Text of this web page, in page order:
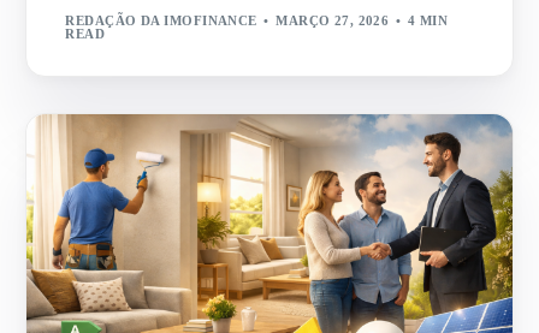
REDAÇÃO DA IMOFINANCE MARÇO 27, 2026
4 MIN
READ